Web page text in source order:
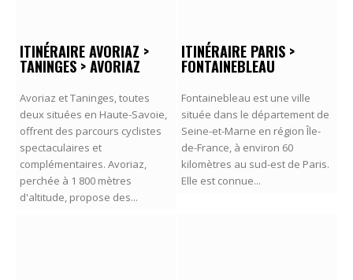
ITINÉRAIRE AVORIAZ >
TANINGES > AVORIAZ
Avoriaz et Taninges, toutes
deux situées en Haute-Savoie,
offrent des parcours cyclistes
spectaculaires et
complémentaires. Avoriaz,
perchée à 1 800 mètres
d'altitude, propose des...
ITINÉRAIRE PARIS >
FONTAINEBLEAU
Fontainebleau est une ville
située dans le département de
Seine-et-Marne en région Île-
de-France, à environ 60
kilomètres au sud-est de Paris.
Elle est connue...